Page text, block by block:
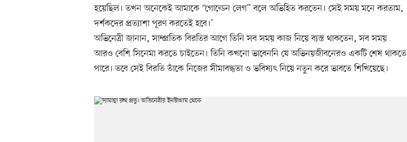
হয়েছিল। তখন অনেকেই আমাকে “গোল্ডেন লেগ” বলে অভিহিত করতেন। সেই সময় মনে করতাম,
দর্শকদের প্রত্যাশা পূরণ করতেই হবে।’
অভিনেত্রী জানান, সাম্প্রতিক বিরতির আগে তিনি সব সময় কাজ নিয়ে ব্যস্ত থাকতেন, সব সময়
আরও বেশি সিনেমা করতে চাইতেন। তিনি কখনো ভাবেননি যে অভিনয়জীবনেরও একটি শেষ থাকতে
পারে। তবে সেই বিরতি তাঁকে নিজের সীমাবদ্ধতা ও ভবিষ্যৎ নিয়ে নতুন করে ভাবতে শিখিয়েছে।